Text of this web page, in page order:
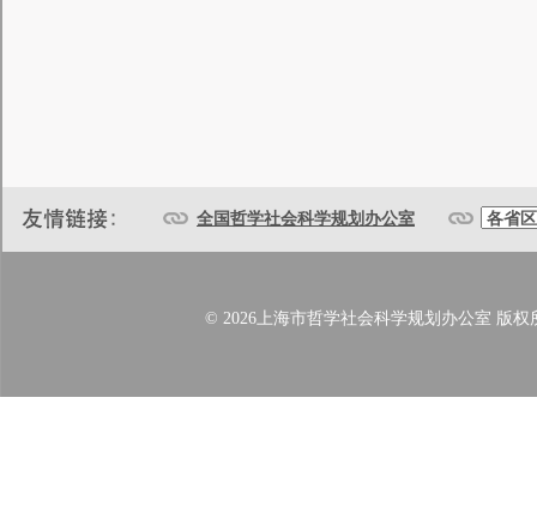
全国哲学社会科学规划办公室
© 2026上海市哲学社会科学规划办公室 版权